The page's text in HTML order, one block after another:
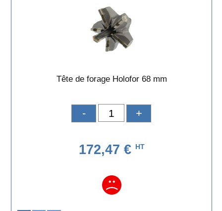
Tête de forage Holofor 68 mm
- +
172,47 € HT